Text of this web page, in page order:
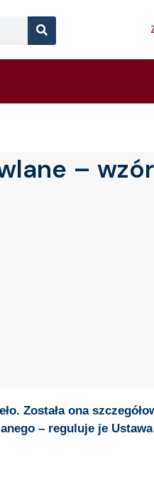
Search
– wzór
Została ona
– reguluje je